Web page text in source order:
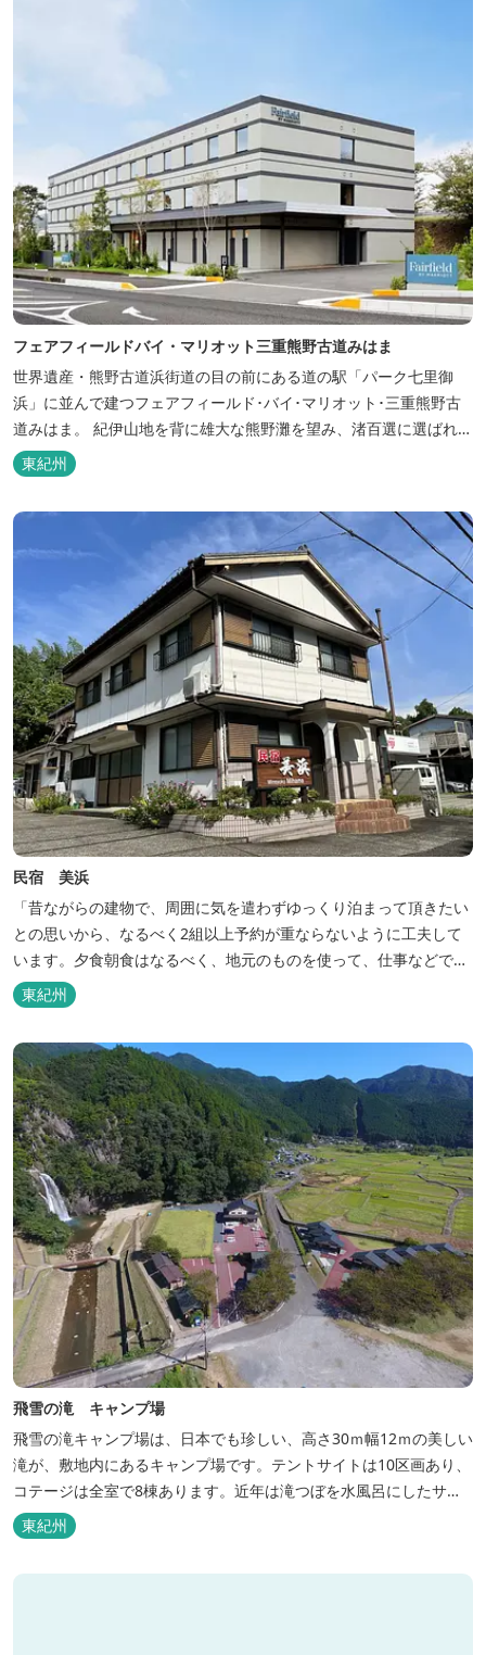
フェアフィールドバイ・マリオット三重熊野古道みはま
世界遺産・熊野古道浜街道の目の前にある道の駅「パーク七里御
浜」に並んで建つフェアフィールド･バイ･マリオット･三重熊野古
道みはま。 紀伊山地を背に雄大な熊野灘を望み、渚百選に選ばれた
七里御浜海岸などの美しい自然が広がります。一年を通して暖かで
過ごしやすく、季節を通じて穫れる数々の品種のみかんをはじめ、
巡る旅の拠点として、当...
東紀州
民宿 美浜
「昔ながらの建物で、周囲に気を遣わずゆっくり泊まって頂きたい
との思いから、なるべく2組以上予約が重ならないように工夫して
います。夕食朝食はなるべく、地元のものを使って、仕事などで連
泊の方には日替わりでご用意します。」オーナー様談。もし重なっ
た場合は、ごめんなさい。
東紀州
飛雪の滝 キャンプ場
飛雪の滝キャンプ場は、日本でも珍しい、高さ30ｍ幅12ｍの美しい
滝が、敷地内にあるキャンプ場です。テントサイトは10区画あり、
コテージは全室で8棟あります。近年は滝つぼを水風呂にしたサウ
ナが人気です。
東紀州